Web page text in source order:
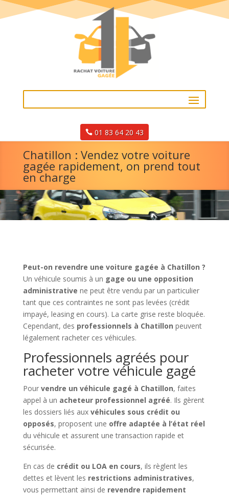
01 83 64 20 43
Chatillon : Vendez votre voiture
gagée rapidement, on prend tout
en charge
Peut-on revendre une voiture gagée à Chatillon ?
Un véhicule soumis à un gage ou une opposition
administrative ne peut être vendu par un particulier
tant que ces contraintes ne sont pas levées (crédit
impayé, leasing en cours). La carte grise reste bloquée.
Cependant, des professionnels à Chatillon peuvent
légalement racheter ces véhicules.
Professionnels agréés pour
racheter votre véhicule gagé
Pour vendre un véhicule gagé à Chatillon, faites
appel à un acheteur professionnel agréé. Ils gèrent
les dossiers liés aux véhicules sous crédit ou
opposés, proposent une offre adaptée à l’état réel
du véhicule et assurent une transaction rapide et
sécurisée.
En cas de crédit ou LOA en cours, ils règlent les
dettes et lèvent les restrictions administratives,
vous permettant ainsi de revendre rapidement